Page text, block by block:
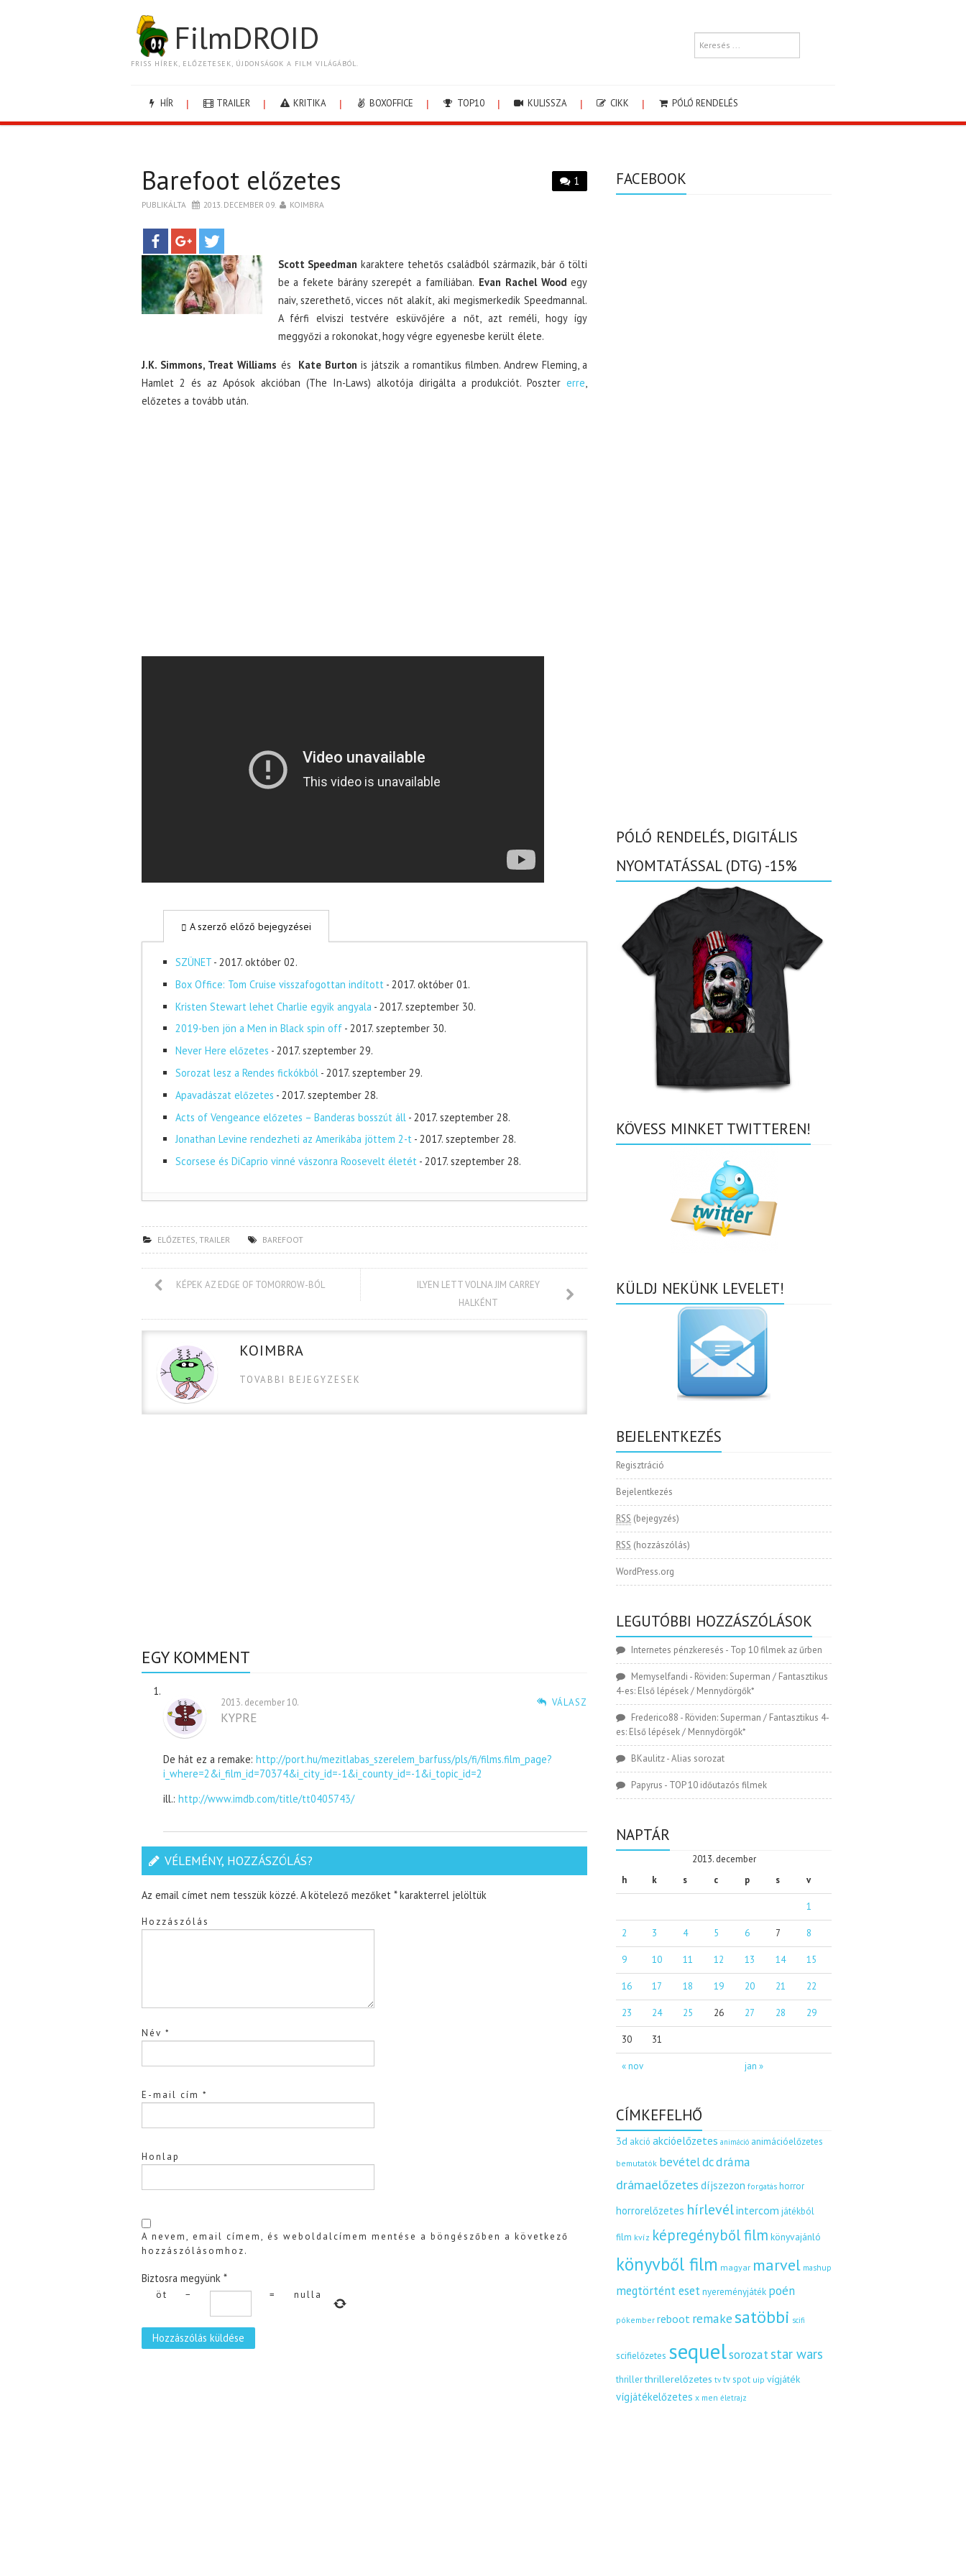
FilmDROID
FRISS HÍREK, ELŐZETESEK, ÚJDONSÁGOK A FILM VILÁGÁBÓL.
HÍR TRAILER KRITIKA BOXOFFICE TOP10 KULISSZA CIKK PÓLÓ RENDELÉS
1
Barefoot előzetes
PUBLIKÁLTA 2013. DECEMBER 09. KOIMBRA
Scott Speedman karaktere tehetős családból származik, bár ő tölti
be a fekete bárány szerepét a famíliában. Evan Rachel Wood egy
naiv, szerethető, vicces nőt alakít, aki megismerkedik Speedmannal.
A férfi elviszi testvére esküvőjére a nőt, azt reméli, hogy így
meggyőzi a rokonokat, hogy végre egyenesbe került élete.
J.K. Simmons, Treat Williams és Kate Burton is játszik a romantikus filmben. Andrew Fleming, a
Hamlet 2 és az Apósok akcióban (The In-Laws) alkotója dirigálta a produkciót. Posztererre,
előzetes a tovább után.
A szerző előző bejegyzései
SZÜNET - 2017. október 02.
Box Office: Tom Cruise visszafogottan indított - 2017. október 01.
Kristen Stewart lehet Charlie egyik angyala - 2017. szeptember 30.
2019-ben jön a Men in Black spin off - 2017. szeptember 30.
Never Here előzetes - 2017. szeptember 29.
Sorozat lesz a Rendes fickókból - 2017. szeptember 29.
Apavadászat előzetes - 2017. szeptember 28.
Acts of Vengeance előzetes – Banderas bosszút áll - 2017. szeptember 28.
Jonathan Levine rendezheti az Amerikába jöttem 2-t - 2017. szeptember 28.
Scorsese és DiCaprio vinné vászonra Roosevelt életét - 2017. szeptember 28.
ELŐZETES, TRAILER BAREFOOT
KÉPEK AZ EDGE OF TOMORROW-BÓL
ILYEN LETT VOLNA JIM CARREY
HALKÉNT
KOIMBRA
TOVABBI BEJEGYZESEK
EGY KOMMENT
VÁLASZ
2013. december 10.
KYPRE
De hát ez a remake: http://port.hu/mezitlabas_szerelem_barfuss/pls/fi/films.film_page?
i_where=2&i_film_id=70374&i_city_id=-1&i_county_id=-1&i_topic_id=2
ill.: http://www.imdb.com/title/tt0405743/
VÉLEMÉNY, HOZZÁSZÓLÁS?
Az email címet nem tesszük közzé. A kötelező mezőket *karakterrel jelöltük
Hozzászólás
Név *
E-mail cím *
Honlap
A nevem, email címem, és weboldalcímem mentése a böngészőben a következő
hozzászólásomhoz.
Biztosra megyünk *
öt − = nulla
FACEBOOK
PÓLÓ RENDELÉS, DIGITÁLIS
NYOMTATÁSSAL (DTG) -15%
KÖVESS MINKET TWITTEREN!
KÜLDJ NEKÜNK LEVELET!
BEJELENTKEZÉS
Regisztráció
Bejelentkezés
RSS (bejegyzés)
RSS (hozzászólás)
WordPress.org
LEGUTÓBBI HOZZÁSZÓLÁSOK
Internetes pénzkeresés - Top 10 filmek az űrben
Memyselfandi - Röviden: Superman / Fantasztikus
4-es: Első lépések / Mennydörgők*
Frederico88 - Röviden: Superman / Fantasztikus 4-
es: Első lépések / Mennydörgők*
BKaulitz-Alias sorozat
Papyrus - TOP 10 időutazós filmek
NAPTÁR
2013. december
h
k s c p s v
« nov jan »
1
2 3 4 5 6 7 8
9 10 11 12 13 14 15
16 17 18 19 20 21 22
23 24 25 26 27 28 29
30 31
CÍMKEFELHŐ
3d akció akcióelőzetes animáció animációelőzetes
bemutatók bevételdcdráma
drámaelőzetes díjszezon forgatás horror
horrorelőzetes hírlevélintercom játékból
film kvíz képregényből film könyvajánló
könyvből film magyar marvel mashup
megtörtént esetnyereményjáték poén
pókember reboot remakesatöbbi scifi
scifielőzetes sequelsorozatstar wars
thrillerthrillerelőzetes tv tv spot uip vígjáték
vígjátékelőzetes x men életrajz